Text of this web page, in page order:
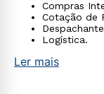
Compras
Cotação de
Logística.
Ler mais